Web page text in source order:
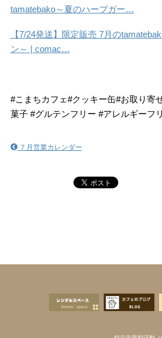
tamatebako～夏のハーブガー…
【7/24発送】限定販売 7月の
ン～ | comac…
#こまちカフェ#クッキー缶#お取り寄
菓子 #グルテンフリー #アレルギーフ
７月営業カレンダー